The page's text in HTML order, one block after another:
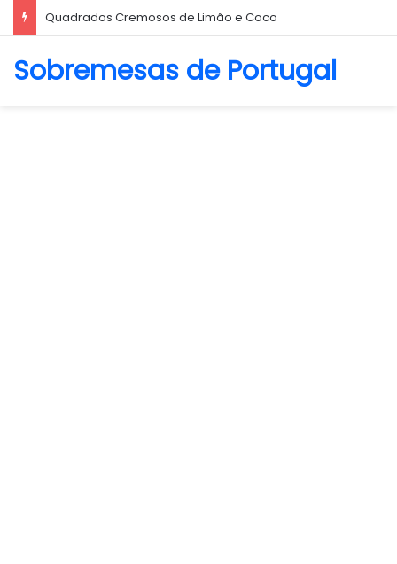
Quadrados Cremosos de Limão e Coco
Sobremesas de Portugal